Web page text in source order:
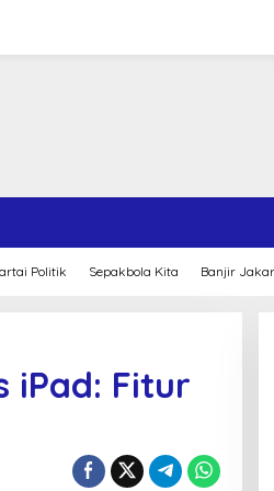
Politik Sepakbola Kita Banjir
iPad: Fitur